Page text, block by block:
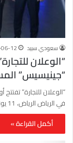
سعودي سبيد 12
“الوعلان
“جينيسيس”
“الوعلان للتجارة”
في الرياض الرياض، 11 يونيو 2026: افتتحت شركة الوعلان للتجارة أول…
أكمل القراءة »